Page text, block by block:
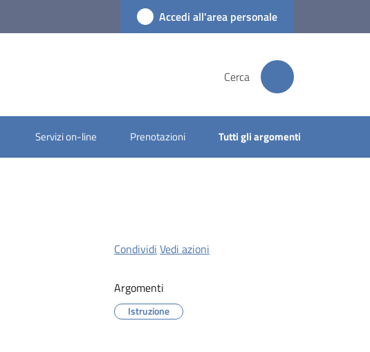
Accedi all'area personale
Cerca
Servizi on-line Prenotazioni Tutti gli argomenti
Condividi Vedi azioni
Argomenti
Istruzione